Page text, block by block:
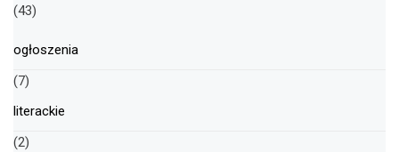
(43)
ogłoszenia
(7)
literackie
(2)